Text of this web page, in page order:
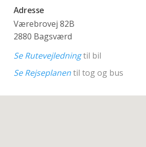
Adresse
Værebrovej 82B
2880 Bagsværd
Se Rutevejledningtil bil
Se Rejseplanentil tog og bus